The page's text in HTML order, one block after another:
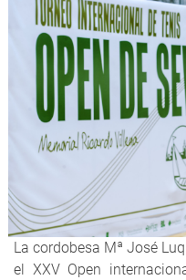
La cordobesa Mª José
el XXV Open